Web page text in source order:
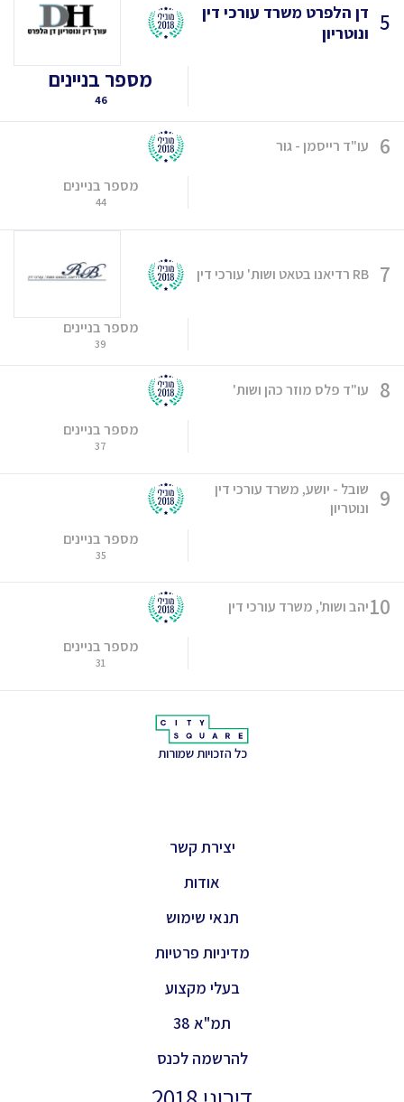
5 דן הלפרט משרד עורכי דין
ונוטריון
מספר בניינים
46
6 עו"ד רייסמן - גור
מספר בניינים
44
7 RB רדיאנו בטאט ושות' עורכי דין
מספר בניינים
39
8 עו"ד פלס מוזר כהן ושות'
מספר בניינים
37
9
שובל - יושע, משרד עורכי דין
ונוטריון
מספר בניינים
35
10יהב ושות', משרד עורכי דין
מספר בניינים
31
כל הזכויות שמורות
יצירת קשר
אודות
תנאי שימוש
מדיניות פרטיות
בעלי מקצוע
תמ"א 38
להרשמה לכנס